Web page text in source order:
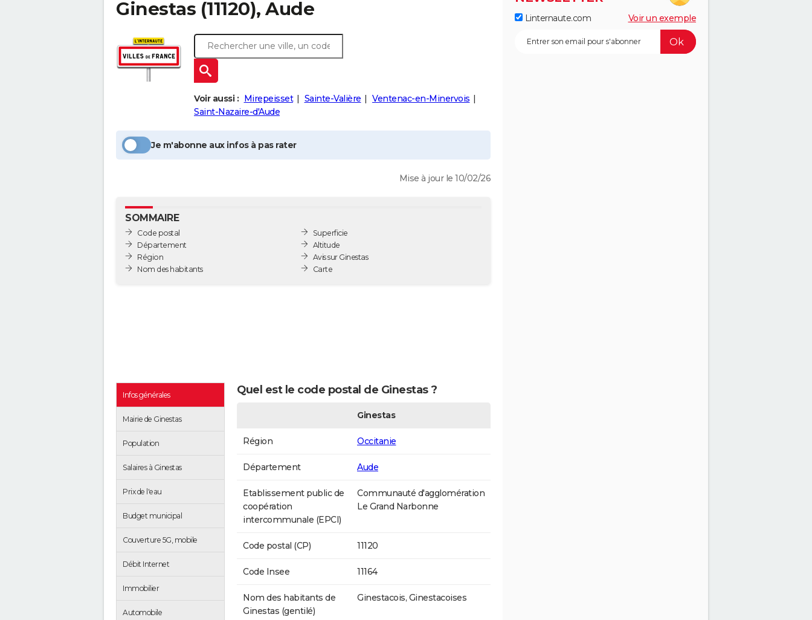
Ginestas (11120), Aude
Voir aussi : Mirepeisset Sainte-Valière
Ventenac-en-Minervois
Saint-Nazaire-d'Aude
Je m'abonne aux infos à pas rater
Mise à jour le 10/02/26
SOMMAIRE
Code postal
Département
Région
Nom des habitants
Superficie
Altitude
Avis sur Ginestas
Carte
Infos générales
Mairie de Ginestas
Population
Salaires à Ginestas
Prix de l'eau
Budget municipal
Couverture 5G, mobile
Débit Internet
Immobilier
Automobile
Quel est le code postal de Ginestas ?
Ginestas
Région Occitanie
Département Aude
Etablissement public de
coopération
intercommunale (EPCI)
Communauté d'agglomération
Le Grand Narbonne
Code postal (CP) 11120
Code Insee 11164
Nom des habitants de
Ginestas (gentilé)
Ginestacois, Ginestacoises
Linternaute.com Voir un exemple